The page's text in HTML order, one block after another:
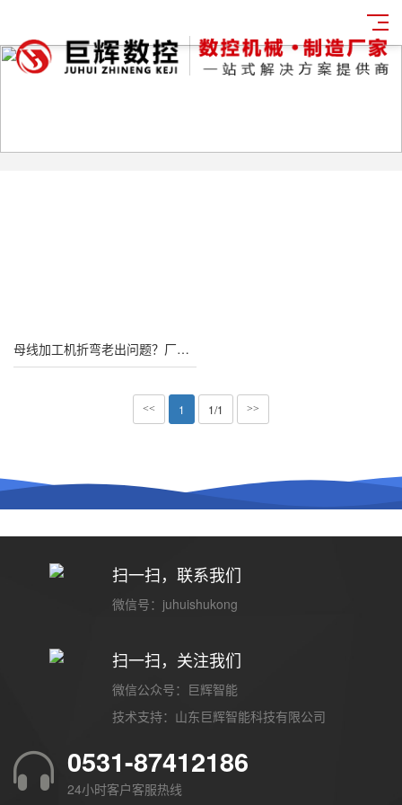
母线加工机折弯老出问题？厂家干货：精度控制+故障解决全攻略
<< 1 1/1 >>
扫一扫，联系我们
微信号：juhuishukong
扫一扫，关注我们
微信公众号：巨辉智能
技术支持： 山东巨辉智能科技有限公司
0531-87412186
24小时客户客服热线